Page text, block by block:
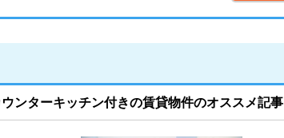
ウンターキッチン付きの賃貸物件のオススメ記事